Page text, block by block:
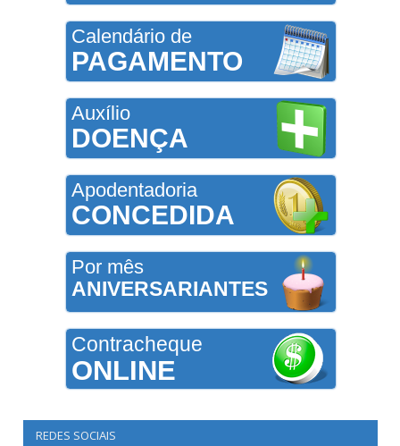
Calendário de
PAGAMENTO
Auxílio
DOENÇA
Apodentadoria
CONCEDIDA
Por mês
ANIVERSARIANTES
Contracheque
ONLINE
REDES SOCIAIS